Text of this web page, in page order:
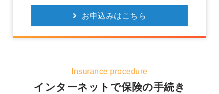
お申込みはこちら
Insurance procedure
インターネットで保険の手続き